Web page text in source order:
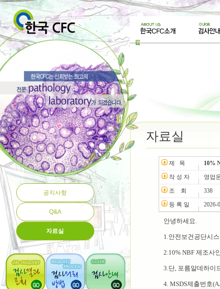
공지사항
Q&A
자료실
자료실
제 목
10%
작 성 자
영업
조 회
338
등 록 일
2026-
안녕하세요.
1.안전보건공단시
2.10% NBF 제조사
3.단, 포름알데하이
4. MSDS제출번호